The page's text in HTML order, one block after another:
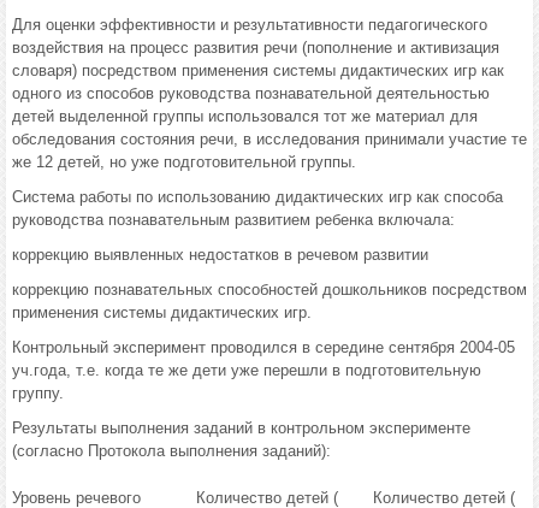
Для оценки эффективности и результативности педагогического
воздействия на процесс развития речи (пополнение и активизация
словаря) посредством применения системы дидактических игр как
одного из способов руководства познавательной деятельностью
детей выделенной группы использовался тот же материал для
обследования состояния речи, в исследования принимали участие те
же 12 детей, но уже подготовительной группы.
Система работы по использованию дидактических игр как способа
руководства познавательным развитием ребенка включала:
коррекцию выявленных недостатков в речевом развитии
коррекцию познавательных способностей дошкольников посредством
применения системы дидактических игр.
Контрольный эксперимент проводился в середине сентября 2004-05
уч.года, т.е. когда те же дети уже перешли в подготовительную
группу.
Результаты выполнения заданий в контрольном эксперименте
(согласно Протокола выполнения заданий):
Уровень речевого
Количество детей (
Количество детей (